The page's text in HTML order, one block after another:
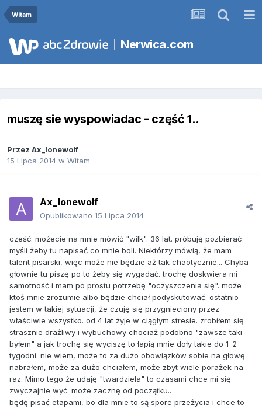
Witam
Nerwica.com
muszę sie wyspowiadac - część 1..
Przez Ax_lonewolf
15 Lipca 2014 w Witam
Ax_lonewolf
Opublikowano 15 Lipca 2014
cześć. możecie na mnie mówić "wilk". 36 lat. próbuję pozbierać
myśli żeby tu napisać co mnie boli. Niektórzy mówią, że mam
talent pisarski, więc może nie będzie aż tak chaotycznie... Chyba
głownie tu piszę po to żeby się wygadać. trochę doskwiera mi
samotność i mam po prostu potrzebę "oczyszczenia się". może
ktoś mnie zrozumie albo będzie chciał podyskutować. ostatnio
jestem w takiej sytuacji, że czuję się przygnieciony przez
właściwie wszystko. od 4 lat żyje w ciągłym stresie. zrobiłem się
strasznie drażliwy i wybuchowy chociaż podobno "zawsze taki
byłem" a jak trochę się wyciszę to łapią mnie doły takie do 1-2
tygodni. nie wiem, może to za dużo obowiązków sobie na głowę
nabrałem, może za dużo chciałem, może zbyt wiele porażek na
raz. Mimo tego że udaję "twardziela" to czasami chce mi się
zwyczajnie wyć. może zacznę od początku..
będę pisać etapami, bo dla mnie to są spore przeżycia i chce to